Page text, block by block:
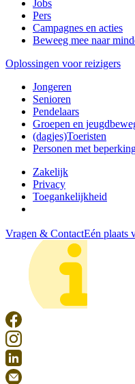
Jobs
Pers
Campagnes en acties
Beweeg mee naar
Oplossingen voor reizigers
Jongeren
Senioren
Pendelaars
Groepen en
(dagjes)Toeristen
Personen met
Zakelijk
Privacy
Toegankelijkheid
Vragen & ContactEén plaats